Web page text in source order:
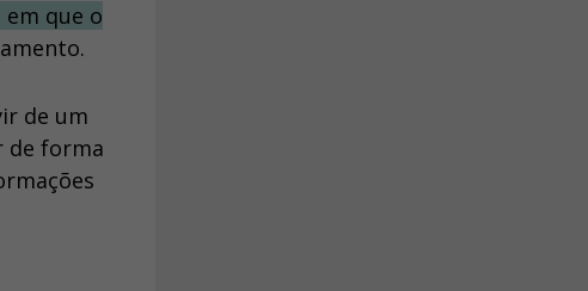
que o
de um
de forma